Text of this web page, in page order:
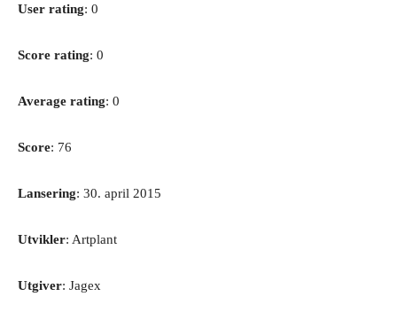
User rating: 0
Score rating: 0
Average rating: 0
Score: 76
Lansering: 30. april 2015
Utvikler: Artplant
Utgiver: Jagex